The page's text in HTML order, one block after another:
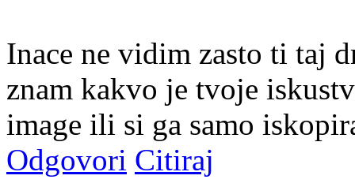
Inace ne vidim zasto ti taj
znam kakvo je tvoje
image ili si ga samo
Odgovori Citiraj